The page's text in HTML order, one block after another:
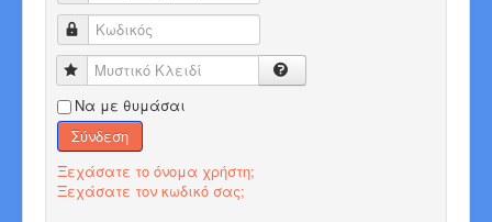
Κωδικός
Μυστικό Κλειδί
Να με θυμάσαι
Σύνδεση
Ξεχάσατε το όνομα χρήστη;
Ξεχάσατε τον κωδικό σας;